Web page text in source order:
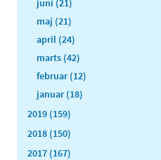
juni (21)
maj (21)
april (24)
marts (42)
februar (12)
januar (18)
2019 (159)
2018 (150)
2017 (167)